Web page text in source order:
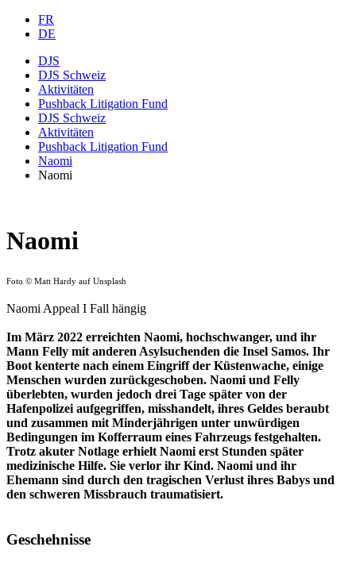
FR
DE
DJS
DJS Schweiz
Aktivitäten
Pushback Litigation Fund
DJS Schweiz
Aktivitäten
Pushback Litigation Fund
Naomi
Naomi
Naomi
Foto © Matt Hardy auf Unsplash
Naomi Appeal I Fall hängig
Im März 2022 erreichten Naomi, hochschwanger, und ihr
Mann Felly mit anderen Asylsuchenden die Insel Samos. Ihr
Boot kenterte nach einem Eingriff der Küstenwache, einige
Menschen wurden zurückgeschoben. Naomi und Felly
überlebten, wurden jedoch drei Tage später von der
Hafenpolizei aufgegriffen, misshandelt, ihres Geldes beraubt
und zusammen mit Minderjährigen unter unwürdigen
Bedingungen im Kofferraum eines Fahrzeugs festgehalten.
Trotz akuter Notlage erhielt Naomi erst Stunden später
medizinische Hilfe. Sie verlor ihr Kind. Naomi und ihr
Ehemann sind durch den tragischen Verlust ihres Babys und
den schweren Missbrauch traumatisiert.
Geschehnisse